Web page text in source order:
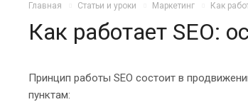
Главная Статьи и уроки Маркетинг Как
Как работает SEO:
Принцип работы SEO состоит в
пунктам: